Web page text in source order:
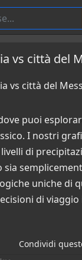
vs città del
vs città del
puoi
I nostri
di
uniche di
di
Condividi